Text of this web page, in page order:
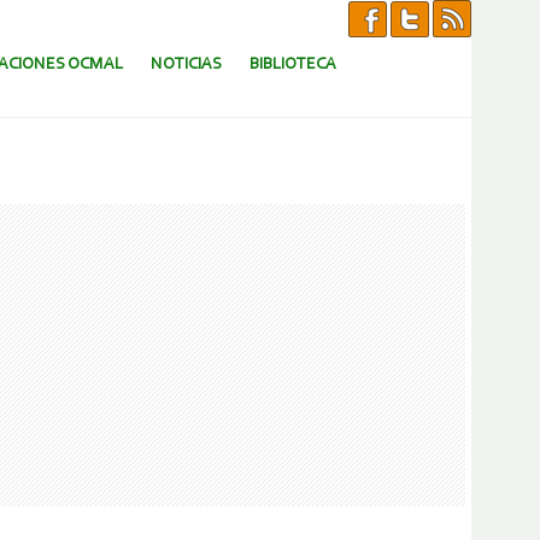
OCMAL NOTICIAS BIBLIOTECA